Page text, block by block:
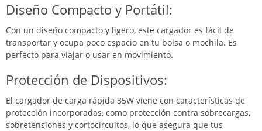
Diseño Compacto y Portátil:
Con un diseño compacto y ligero, este cargador es fácil de
transportar y ocupa poco espacio en tu bolsa o mochila. Es
perfecto para viajar o usar en movimiento.
Protección de Dispositivos:
El cargador de carga rápida 35W viene con características de
protección incorporadas, como protección contra sobrecargas,
sobretensiones y cortocircuitos, lo que asegura que tus